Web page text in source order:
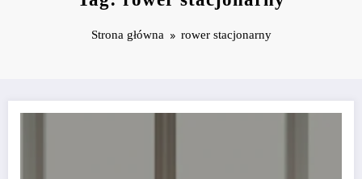
Strona główna rower stacjonarny